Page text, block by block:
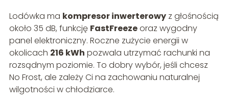
Lodówka ma kompresor inwerterowyz głośnością
około 35 dB, funkcję FastFreezeoraz wygodny
panel elektroniczny. Roczne zużycie energii w
okolicach 216 kWh pozwala utrzymać rachunki na
rozsądnym poziomie. To dobry wybór, jeśli chcesz
No Frost, ale zależy Ci na zachowaniu naturalnej
wilgotności w chłodziarce.